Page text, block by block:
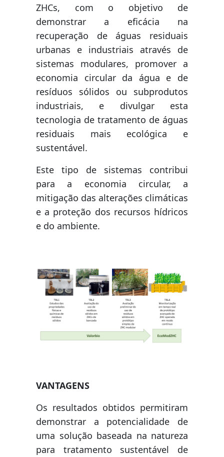
ZHCs, com o objetivo de
demonstrar a eficácia na
recuperação de águas residuais
urbanas e industriais através de
sistemas modulares, promover a
economia circular da água e de
resíduos sólidos ou subprodutos
industriais, e divulgar esta
tecnologia de tratamento de águas
residuais mais ecológica e
sustentável.
Este tipo de sistemas contribui
para a economia circular, a
mitigação das alterações climáticas
e a proteção dos recursos hídricos
e do ambiente.
VANTAGENS
Os resultados obtidos permitiram
demonstrar a potencialidade de
uma solução baseada na natureza
para tratamento sustentável de